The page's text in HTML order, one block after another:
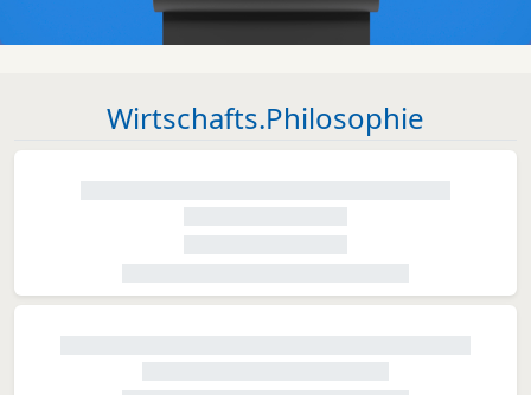
Wirtschafts.Philosophie